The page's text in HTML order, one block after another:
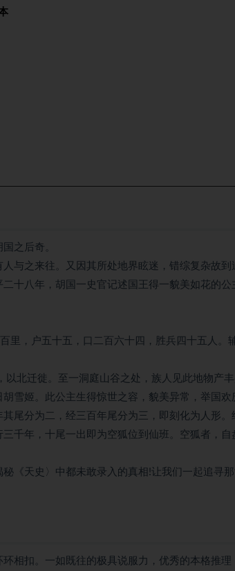
之后奇。
与之来往。又因其所处地界眩迷，错综复杂故到
十八年，胡国一史官记述国王得一貌美如花的公
里，户五十五，口二百六十四，胜兵四十五人。
北迁徙。至一洞庭山谷之处，族人见此地物产丰
雪姬。此公主生得惊世之容，貌美异常，举国欢
尾分为二，经三百年尾分为三，即刻化为人形。
千年，十尾一出即为空狐位到仙班。空狐者，自
《天史〉中都未敢录入的真相!让我们一起追寻
相扣。一如既往的极具说服力，优秀的本格推理